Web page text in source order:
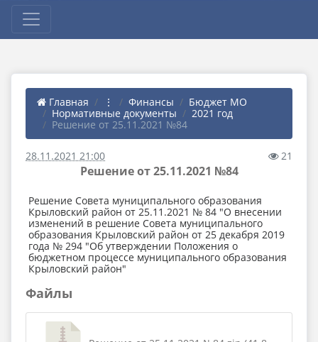
Главная ⋮ Финансы
Бюджет МО
Нормативные документы
2021 год
Решение от 25.11.2021 №84
28.11.2021 21:00 21
Решение от 25.11.2021 №84
Решение Совета муниципального образования
Крыловский район от 25.11.2021 № 84 "О внесении
изменений в решение Совета муниципального
образования Крыловский район от 25 декабря 2019
года № 294 "Об утверждении Положения о
бюджетном процессе муниципального образования
Крыловский район"
Файлы